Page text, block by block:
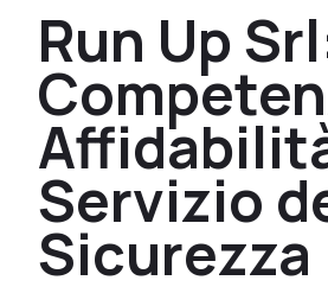
Run Up
Servizio
Sicurezza